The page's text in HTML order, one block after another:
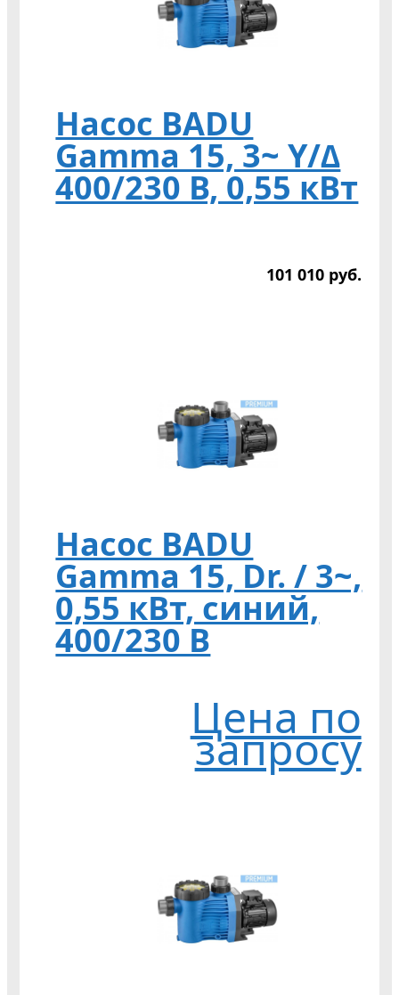
Насос BADU
Gamma 15, 3~ Y/∆
400/230 В, 0,55 кВт
101 010 руб.
Насос BADU
Gamma 15, Dr. / 3~,
0,55 кВт, синий,
400/230 В
Цена по
запросу